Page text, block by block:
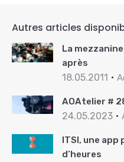
Autres articles
La
après
18.05.2011
AOAtelier #
24.05.2023
ITSI, une
d’heures